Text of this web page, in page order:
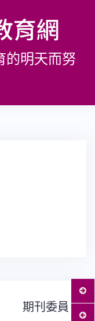
育網
的明天而努
期刊委員